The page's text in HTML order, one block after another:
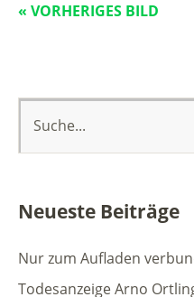
« VORHERIGES BILD
Neueste Beiträge
Nur zum Aufladen
Todesanzeige Arno